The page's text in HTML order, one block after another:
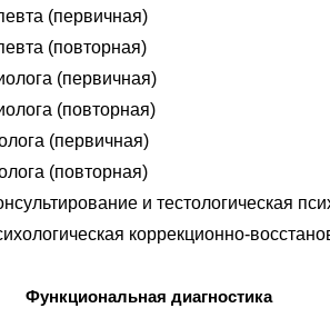
(первичная)
(повторная)
(первичная)
(повторная)
(первичная)
(повторная)
и тестологическая
коррекционно-
Функциональная диагностика